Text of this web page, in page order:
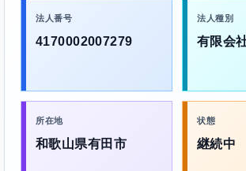
法人番号
4170002007279
法人種別
有限会
所在地
和歌山県有田市
状態
継続中